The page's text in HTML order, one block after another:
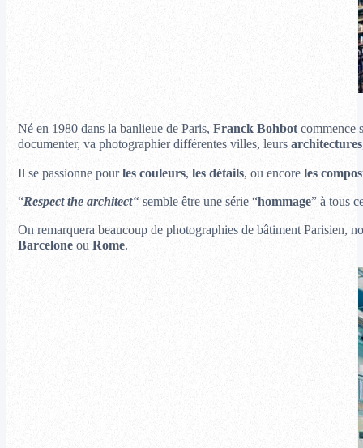
Né en 1980 dans la banlieue de Paris, Franck Bohbotcommence
documenter, va photographier différentes villes, leurs architectures
Il se passionne pourles couleurs, les détails, ou encore les
“Respect the architect“ semble être une série “hommage” à tous
On remarquera beaucoup de photographies de bâtiment Parisien,
Barceloneou Rome.